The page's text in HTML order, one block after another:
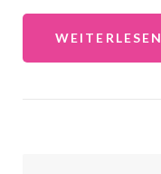
WEITERLESEN